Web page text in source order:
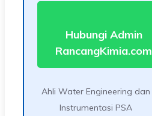
Hubungi Admin
RancangKimia.com
Ahli Water Engineering dan
Instrumentasi PSA